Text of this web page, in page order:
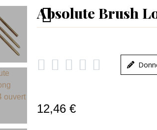
Absolute Brush
    
12,46 €